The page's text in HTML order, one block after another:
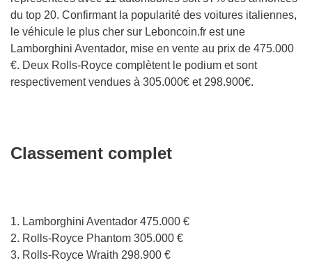
du top 20. Confirmant la popularité des voitures italiennes,
le véhicule le plus cher sur Leboncoin.fr est une
Lamborghini Aventador, mise en vente au prix de 475.000
€. Deux Rolls-Royce complètent le podium et sont
respectivement vendues à 305.000€ et 298.900€.
Classement complet
1. Lamborghini Aventador 475.000 €
2. Rolls-Royce Phantom 305.000 €
3. Rolls-Royce Wraith 298.900 €